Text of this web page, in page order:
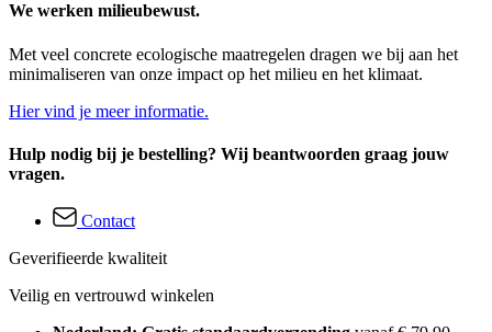
We werken milieubewust.
Met veel concrete ecologische maatregelen dragen we bij aan het
minimaliseren van onze impact op het milieu en het klimaat.
Hier vind je meer informatie.
Hulp nodig bij je bestelling? Wij beantwoorden graag jouw
vragen.
Contact
Geverifieerde kwaliteit
Veilig en vertrouwd winkelen